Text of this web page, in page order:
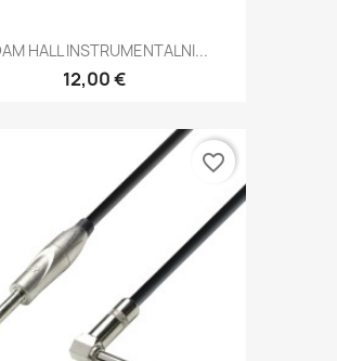
HALL INSTRUMENTALNI...
12,00 €
favorite_border